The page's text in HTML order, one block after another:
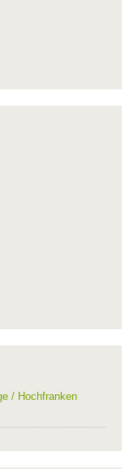
/ Hochfranken